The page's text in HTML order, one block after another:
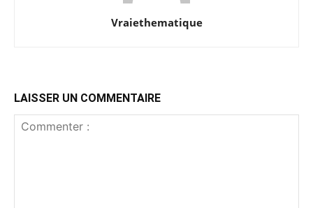
Vraiethematique
LAISSER UN COMMENTAIRE